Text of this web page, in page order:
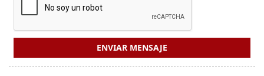
ENVIAR MENSAJE